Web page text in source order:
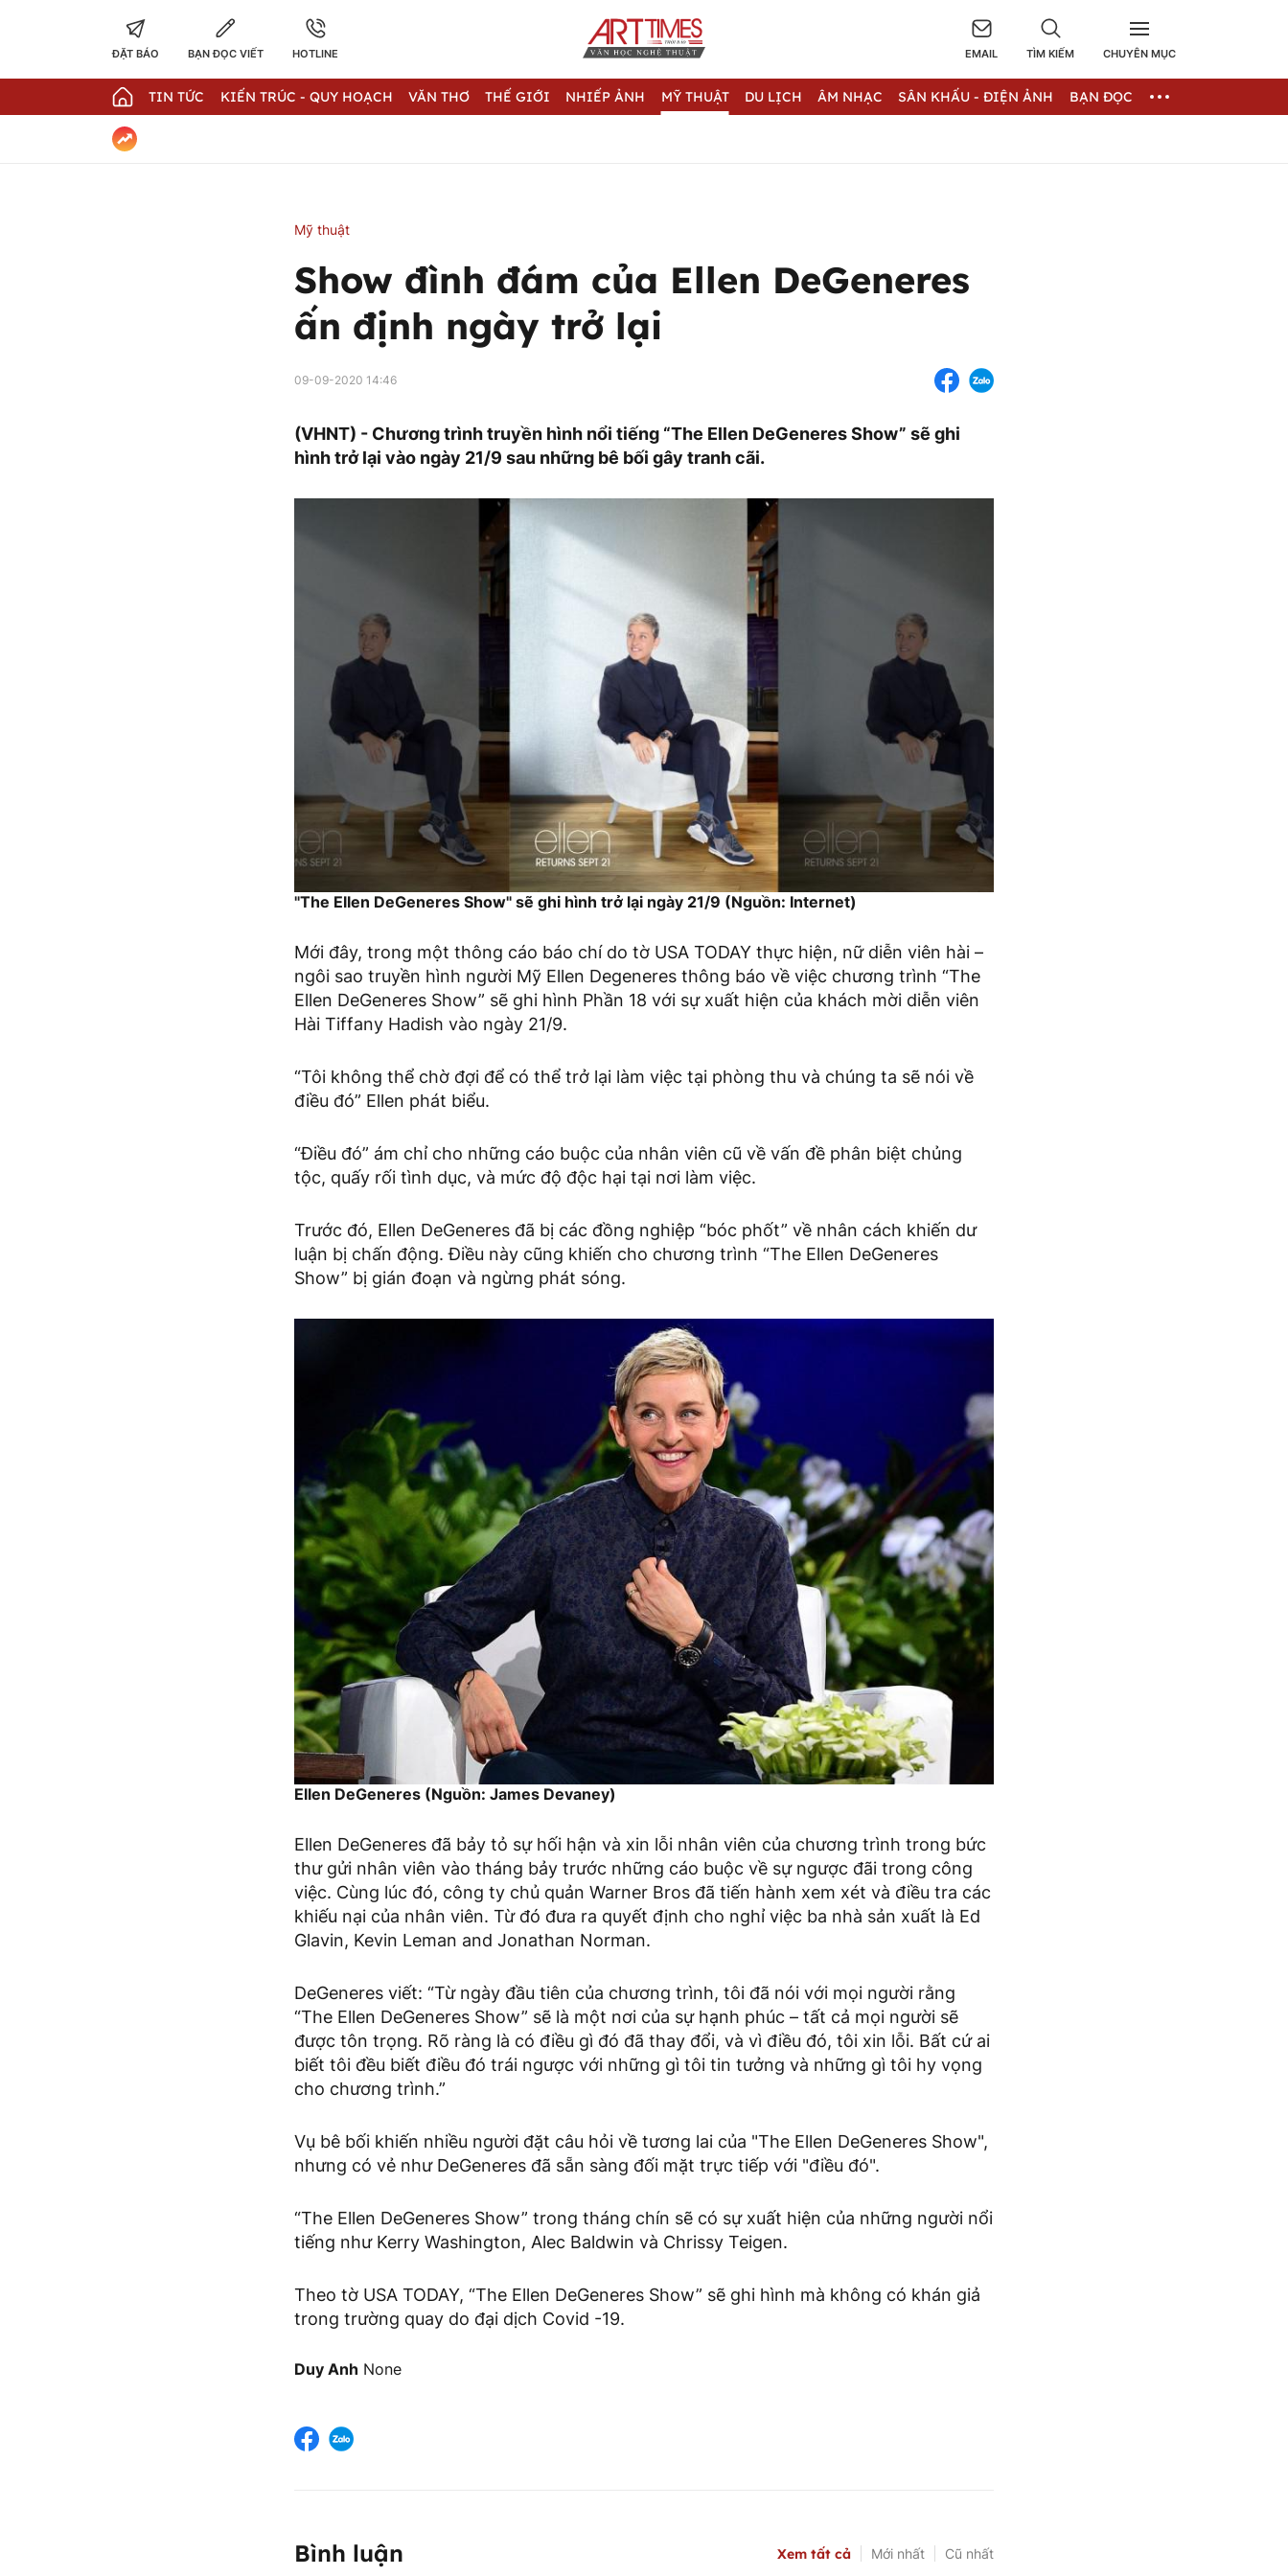
ĐẶT BÁO BẠN ĐỌC VIẾT HOTLINE EMAIL TÌM KIẾM CHUYÊN MỤC
TIN TỨC KIẾN TRÚC - QUY HOẠCH VĂN THƠ THẾ GIỚI NHIẾP ẢNH MỸ THUẬT DU LỊCH ÂM NHẠC SÂN KHẤU - ĐIỆN ẢNH BẠN ĐỌC
Mỹ thuật
Show đình đám của Ellen DeGeneres
ấn định ngày trở lại
09-09-2020 14:46
(VHNT) - Chương trình truyền hình nổi tiếng “The Ellen DeGeneres Show” sẽ ghi
hình trở lại vào ngày 21/9 sau những bê bối gây tranh cãi.
"The Ellen DeGeneres Show" sẽ ghi hình trở lại ngày 21/9 (Nguồn: Internet)
Mới đây, trong một thông cáo báo chí do tờ USA TODAY thực hiện, nữ diễn viên hài –
ngôi sao truyền hình người Mỹ Ellen Degeneres thông báo về việc chương trình “The
Ellen DeGeneres Show” sẽ ghi hình Phần 18 với sự xuất hiện của khách mời diễn viên
Hài Tiffany Hadish vào ngày 21/9.
“Tôi không thể chờ đợi để có thể trở lại làm việc tại phòng thu và chúng ta sẽ nói về
điều đó” Ellen phát biểu.
“Điều đó” ám chỉ cho những cáo buộc của nhân viên cũ về vấn đề phân biệt chủng
tộc, quấy rối tình dục, và mức độ độc hại tại nơi làm việc.
Trước đó, Ellen DeGeneres đã bị các đồng nghiệp “bóc phốt” về nhân cách khiến dư
luận bị chấn động. Điều này cũng khiến cho chương trình “The Ellen DeGeneres
Show” bị gián đoạn và ngừng phát sóng.
Ellen DeGeneres (Nguồn: James Devaney)
Ellen DeGeneres đã bảy tỏ sự hối hận và xin lỗi nhân viên của chương trình trong bức
thư gửi nhân viên vào tháng bảy trước những cáo buộc về sự ngược đãi trong công
việc. Cùng lúc đó, công ty chủ quản Warner Bros đã tiến hành xem xét và điều tra các
khiếu nại của nhân viên. Từ đó đưa ra quyết định cho nghỉ việc ba nhà sản xuất là Ed
Glavin, Kevin Leman and Jonathan Norman.
DeGeneres viết: “Từ ngày đầu tiên của chương trình, tôi đã nói với mọi người rằng
“The Ellen DeGeneres Show” sẽ là một nơi của sự hạnh phúc – tất cả mọi người sẽ
được tôn trọng. Rõ ràng là có điều gì đó đã thay đổi, và vì điều đó, tôi xin lỗi. Bất cứ ai
biết tôi đều biết điều đó trái ngược với những gì tôi tin tưởng và những gì tôi hy vọng
cho chương trình.”
Vụ bê bối khiến nhiều người đặt câu hỏi về tương lai của "The Ellen DeGeneres Show",
nhưng có vẻ như DeGeneres đã sẵn sàng đối mặt trực tiếp với "điều đó".
“The Ellen DeGeneres Show” trong tháng chín sẽ có sự xuất hiện của những người nổi
tiếng như Kerry Washington, Alec Baldwin và Chrissy Teigen.
Theo tờ USA TODAY, “The Ellen DeGeneres Show” sẽ ghi hình mà không có khán giả
trong trường quay do đại dịch Covid -19.
Duy Anh None
Bình luận Xem tất cả Mới nhất Cũ nhất